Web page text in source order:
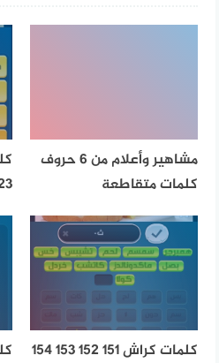
مشاهير وأعلام من 6 حروف
كلمات متقاطعة
23
كلمات كراش 151 152 153 154